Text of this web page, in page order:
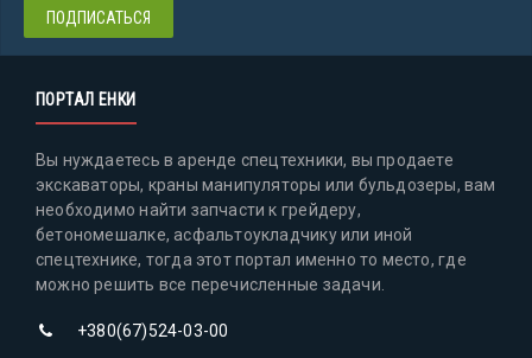
ПОРТАЛ ЕНКИ
Вы нуждаетесь в аренде спецтехники, вы продаете
экскаваторы, краны манипуляторы или бульдозеры, вам
необходимо найти запчасти к грейдеру,
бетономешалке, асфальтоукладчику или иной
спецтехнике, тогда этот портал именно то место, где
можно решить все перечисленные задачи.
+380(67)524-03-00